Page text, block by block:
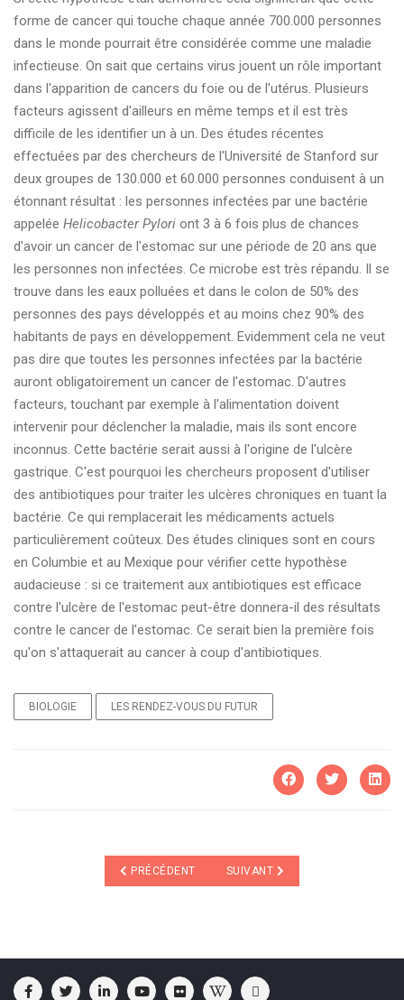
forme de cancer qui touche chaque année 700.000 personnes
dans le monde pourrait être considérée comme une maladie
infectieuse. On sait que certains virus jouent un rôle important
dans l'apparition de cancers du foie ou de l'utérus. Plusieurs
facteurs agissent d'ailleurs en même temps et il est très
difficile de les identifier un à un. Des études récentes
effectuées par des chercheurs de l'Université de Stanford sur
deux groupes de 130.000 et 60.000 personnes conduisent à un
étonnant résultat : les personnes infectées par une bactérie
appelée Helicobacter Pylori ont 3 à 6 fois plus de chances
d'avoir un cancer de l'estomac sur une période de 20 ans que
les personnes non infectées. Ce microbe est très répandu. Il se
trouve dans les eaux polluées et dans le colon de 50% des
personnes des pays développés et au moins chez 90% des
habitants de pays en développement. Evidemment cela ne veut
pas dire que toutes les personnes infectées par la bactérie
auront obligatoirement un cancer de l'estomac. D'autres
facteurs, touchant par exemple à l'alimentation doivent
intervenir pour déclencher la maladie, mais ils sont encore
inconnus. Cette bactérie serait aussi à l'origine de l'ulcère
gastrique. C'est pourquoi les chercheurs proposent d'utiliser
des antibiotiques pour traiter les ulcères chroniques en tuant la
bactérie. Ce qui remplacerait les médicaments actuels
particulièrement coûteux. Des études cliniques sont en cours
en Columbie et au Mexique pour vérifier cette hypothèse
audacieuse : si ce traitement aux antibiotiques est efficace
contre l'ulcère de l'estomac peut-être donnera-il des résultats
contre le cancer de l'estomac. Ce serait bien la première fois
qu'on s'attaquerait au cancer à coup d'antibiotiques.
BIOLOGIE LES RENDEZ-VOUS DU FUTUR
ARTICLE PRÉCÉDENT : LECTEUR INTELLIGENT
PRÉCÉDENT ARTICLE SUIVANT : L'EAU EN
SUIVANT